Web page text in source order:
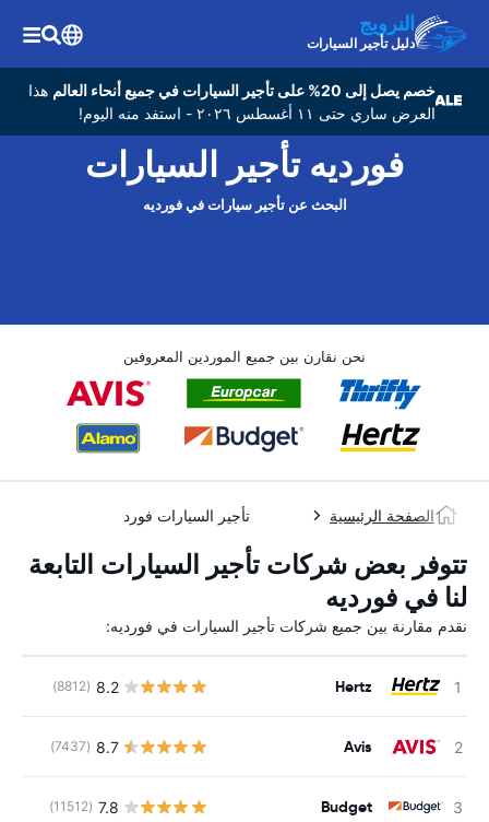
النرويج
دليل تأجير السيارات
خصم يصل إلى 20% على تأجير السيارات في جميع أنحاء العالم
هذا
العرض ساري حتى ١١ أغسطس ٢٠٢٦ - استفد منه اليوم!
فورديه تأجير السيارات
البحث عن تأجير سيارات في فورديه
نحن نقارن بين جميع الموردين المعروفين
الصفحة الرئيسية تأجير السيارات فورد
تتوفر بعض شركات تأجير السيارات التابعة
لنا في فورديه
نقدم مقارنة بين جميع شركات تأجير السيارات في فورديه:
Hertz
8.2
(8812)
Avis
8.7
(7437)
Budget
7.8
(11512)